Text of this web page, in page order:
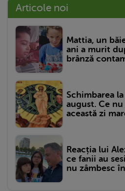
Articole noi
Mattia, un
ani a murit
brânză
Schimbarea
august. Ce
această zi
Reacția lui
ce fanii au
nu zâmbesc